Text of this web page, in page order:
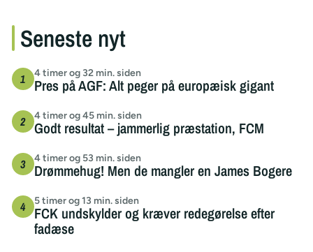
Seneste nyt
4 timer og 32 min. siden
Pres på AGF: Alt peger på europæisk gigant
4 timer og 45 min. siden
Godt resultat – jammerlig præstation, FCM
4 timer og 53 min. siden
Drømmehug! Men de mangler en James Bogere
5 timer og 13 min. siden
FCK undskylder og kræver redegørelse efter
fadæse